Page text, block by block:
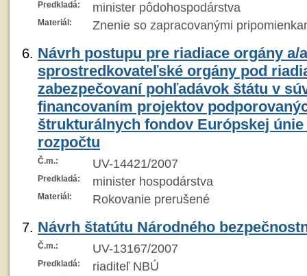
Predkladá: minister pôdohospodárstva
Materiál: Znenie so zapracovanými
Návrh postupu pre riadiace orgány a/
sprostredkovateľské orgány pod
zabezpečovaní pohľadávok štátu v
financovaním projektov
štrukturálnych fondov Európskej únie
rozpočtu
Č.m.: UV-14421/2007
Predkladá: minister hospodárstva
Materiál: Rokovanie prerušené
Návrh štatútu Národného
Č.m.: UV-13167/2007
Predkladá: riaditeľ NBÚ